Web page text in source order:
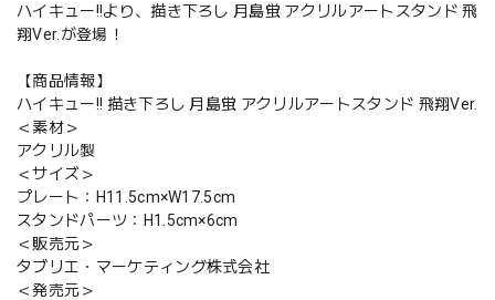
ハイキュー!!より、描き下ろし 月島蛍 アクリルアートスタンド 飛
翔Ver.が登場！
【商品情報】
ハイキュー!! 描き下ろし 月島蛍 アクリルアートスタンド 飛翔Ver.
＜素材＞
アクリル製
＜サイズ＞
プレート：H11.5cm×W17.5cm
スタンドパーツ：H1.5cm×6cm
＜販売元＞
タブリエ・マーケティング株式会社
＜発売元＞